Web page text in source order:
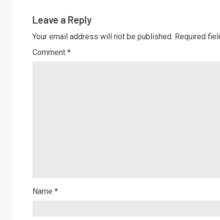
Leave a Reply
Your email address will not be published. Required
Comment *
Name *